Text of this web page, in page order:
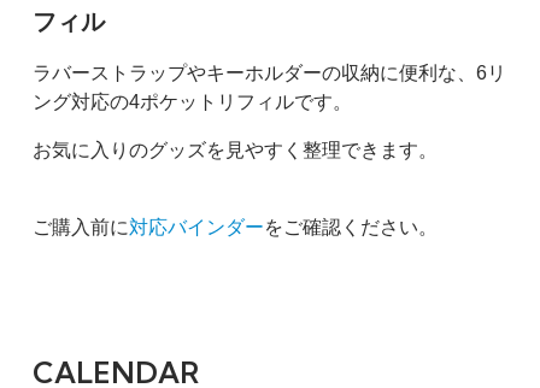
フィル
ラバーストラップやキーホルダーの収納に便利な、6リ
ング対応の4ポケットリフィルです。
お気に入りのグッズを見やすく整理できます。
ご購入前に対応バインダーをご確認ください。
CALENDAR